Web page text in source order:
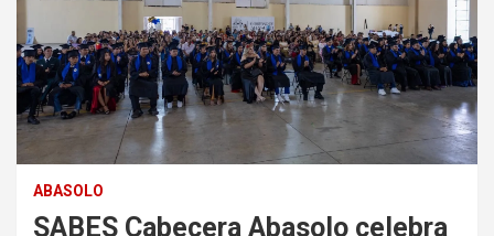
ABASOLO
SABES Cabecera Abasolo celebra